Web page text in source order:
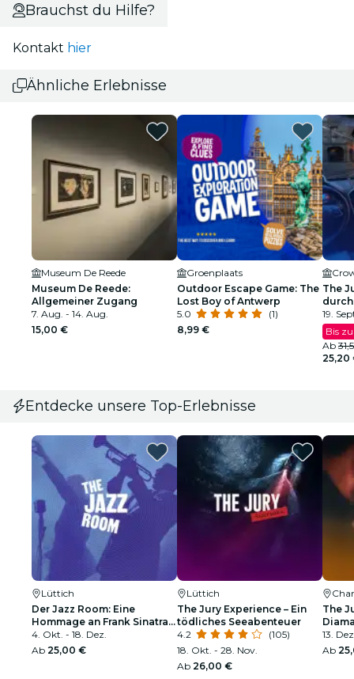
Brauchst du Hilfe?
Kontakt hier
Ähnliche Erlebnisse
Museum De Reede
Museum De Reede:
Allgemeiner Zugang
7. Aug. - 14. Aug.
15,00 €
Groenplaats
Outdoor Escape Game: The
Lost Boy of Antwerp
5.0
(1)
8,99 €
The
durch
19.
Bis
Ab
25,20
Entdecke unsere Top-Erlebnisse
Lüttich
Der Jazz Room: Eine
Hommage an Frank Sinatra
und Louis Armstrong
4. Okt. - 18. Dez.
Ab 25,00 €
Lüttich
The Jury Experience – Ein
tödliches Seeabenteuer
4.2
(105)
18. Okt. - 28. Nov.
Ab 26,00 €
The
Toter
13.
Ab